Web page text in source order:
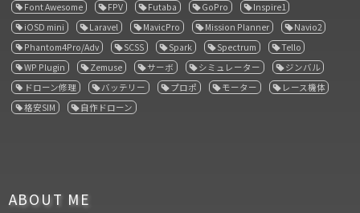
Font Awesome
FPV Futaba GoPro
Inspire1
iOSD mini
Laravel MavicPro Mission Planner
Navio2
Phantom4Pro/Adv
SCSS Spark Spectrum
Tello
WP Plugin
Zemuse サーボ シミュレーター
ジンバル
ドローン修理
バッテリー プロポ モーター
レース機体
格安SIM
自作ドローン
ABOUT ME